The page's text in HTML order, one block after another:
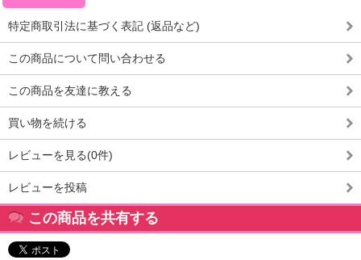
特定商取引法に基づく表記 (返品など)
この商品について問い合わせる
この商品を友達に教える
買い物を続ける
レビューを見る(0件)
レビューを投稿
この商品を共有する